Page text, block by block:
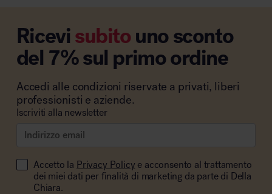
Ricevisubitouno sconto
del 7% sul primo ordine
Accedi alle condizioni riservate a privati, liberi
professionisti e aziende.
Iscriviti alla newsletter
Accetto la Privacy Policy e acconsento al trattamento
dei miei dati per finalità di marketing da parte di Della
Chiara.